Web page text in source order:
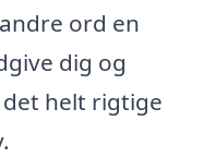
ord en
dig og
helt rigtige